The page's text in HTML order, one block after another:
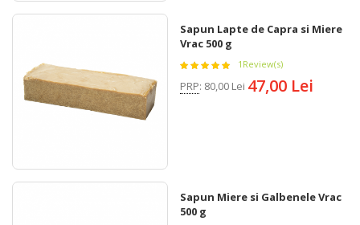
Sapun Lapte de Capra si Miere
Vrac 500 g
1 Review(s)
PRP: 80,00 Lei 47,00 Lei
Sapun Miere si Galbenele Vrac
500 g